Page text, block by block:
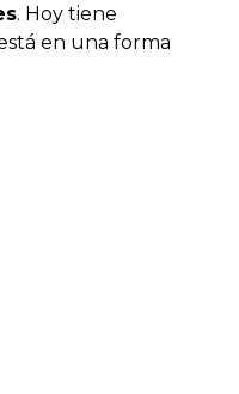
. Hoy tiene
en una forma